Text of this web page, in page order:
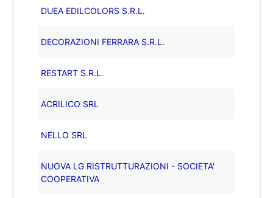
DUEA EDILCOLORS S.R.L.
DECORAZIONI FERRARA S.R.L.
RESTART S.R.L.
ACRILICO SRL
NELLO SRL
NUOVA LG RISTRUTTURAZIONI - SOCIETA'
COOPERATIVA